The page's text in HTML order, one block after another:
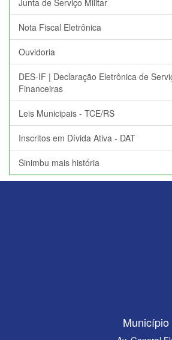
Junta de Serviço Militar
Nota Fiscal Eletrônica
Ouvidoria
DES-IF | Declaração Eletrônica de
Financeiras
Leis Municipais - TCE/RS
Inscritos em Dívida Ativa - DAT
Sinimbu mais história